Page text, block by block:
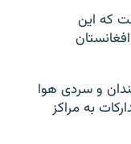
آزادکه این
۹۱ ولسوالی افغانستان
و سردی هوا
رساندن تدارکات به مراکز